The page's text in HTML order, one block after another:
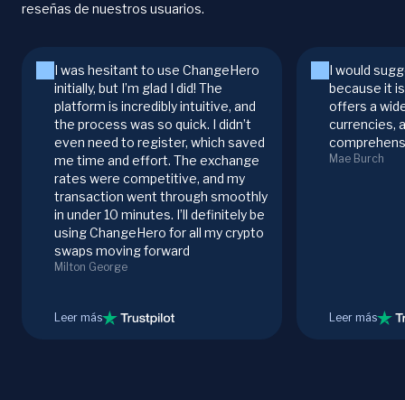
reseñas de nuestros usuarios.
I was hesitant to use ChangeHero
initially, but I’m glad I did! The
platform is incredibly intuitive, and
the process was so quick. I didn’t
even need to register, which saved
me time and effort. The exchange
rates were competitive, and my
transaction went through smoothly
in under 10 minutes. I’ll definitely be
using ChangeHero for all my crypto
swaps moving forward
Milton George
Leer más
I would
because it
offers a
currencies,
Mae Burch
Leer más